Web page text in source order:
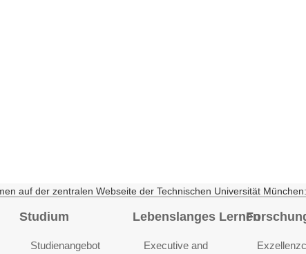
auf der zentralen Webseite der Technischen Universität
Studium
Studienangebot
Lebenslanges Lernen
Executive and